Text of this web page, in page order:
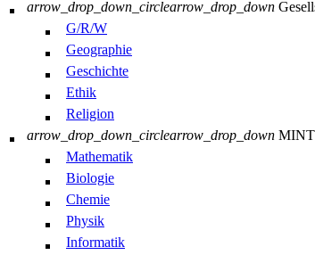
arrow_drop_down_circlearrow_drop_down
G/R/W
Geographie
Geschichte
Ethik
Religion
arrow_drop_down_circlearrow_drop_down MINT
Mathematik
Biologie
Chemie
Physik
Informatik